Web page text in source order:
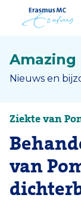
Amazing
Nieuws en
Ziekte van
van